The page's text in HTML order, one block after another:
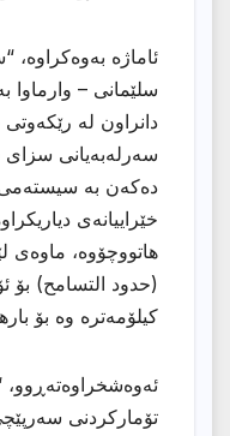
ئاماژە بەوەکراوە،
سلێمانی – وارماوا
سەرلەبەیانی سزای
خێراییانەی
هاتووچۆوە، ماوەی
(حدود التسامح) بۆ
کیلۆمەترە وە بۆ
تۆمارکردنی